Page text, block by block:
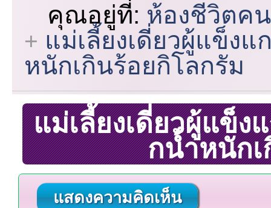
คุณอยู่ที่: ห้องชีวิตค
แม่เลี้ยงเดี่ยวผู้แข็ง
หนักเกินร้อยกิโลกรัม
แม่เลี้ยงเดี่ยวผู้แข็ง
กน้ำหนัก
แสดงความคิดเห็น